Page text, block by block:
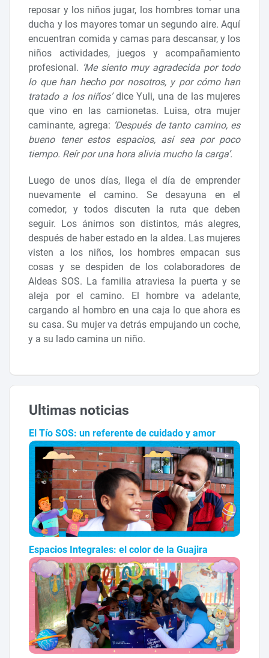
reposar y los niños jugar, los hombres tomar una
ducha y los mayores tomar un segundo aire. Aquí
encuentran comida y camas para descansar, y los
niños actividades, juegos y acompañamiento
profesional. ‘Me siento muy agradecida por todo
lo que han hecho por nosotros, y por cómo han
tratado a los niños’dice Yuli, una de las mujeres
que vino en las camionetas. Luisa, otra mujer
caminante, agrega: ‘Después de tanto camino, es
bueno tener estos espacios, así sea por poco
tiempo. Reír por una hora alivia mucho la carga’.
Luego de unos días, llega el día de emprender
nuevamente el camino. Se desayuna en el
comedor, y todos discuten la ruta que deben
seguir. Los ánimos son distintos, más alegres,
después de haber estado en la aldea. Las mujeres
visten a los niños, los hombres empacan sus
cosas y se despiden de los colaboradores de
Aldeas SOS. La familia atraviesa la puerta y se
aleja por el camino. El hombre va adelante,
cargando al hombro en una caja lo que ahora es
su casa. Su mujer va detrás empujando un coche,
y a su lado camina un niño.
Ultimas noticias
El Tío SOS: un referente de cuidado y amor
Espacios Integrales: el color de la Guajira